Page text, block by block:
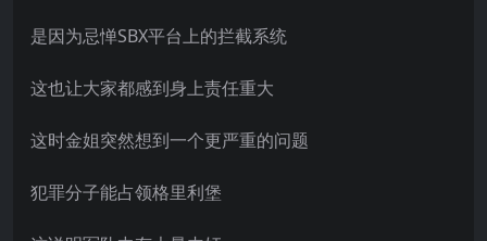
是因为忌惮SBX平台上的拦截系统
这也让大家都感到身上责任重大
这时金姐突然想到一个更严重的问题
犯罪分子能占领格里利堡